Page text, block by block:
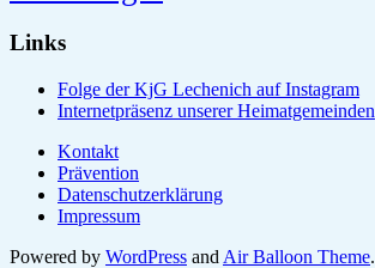
Links
Folge der KjG Lechenich auf Instagram
Internetpräsenz unserer Heimatgemeinden
Kontakt
Prävention
Datenschutzerklärung
Impressum
Powered by WordPress and Air Balloon Theme.